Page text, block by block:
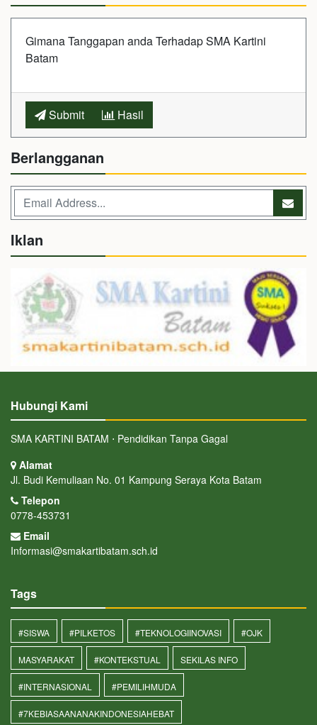
Gimana Tanggapan anda Terhadap SMA Kartini
Batam
Submit Hasil
Berlangganan
Iklan
Hubungi Kami
SMA KARTINI BATAM ⋅ Pendidikan Tanpa Gagal
Alamat
Jl. Budi Kemuliaan No. 01 Kampung Seraya Kota Batam
Telepon
0778-453731
Email
Informasi@smakartibatam.sch.id
Tags
#SISWA #PILKETOS #TEKNOLOGIINOVASI #OJK
MASYARAKAT #KONTEKSTUAL SEKILAS INFO
#INTERNASIONAL #PEMILIHMUDA
#7KEBIASAANANAKINDONESIAHEBAT